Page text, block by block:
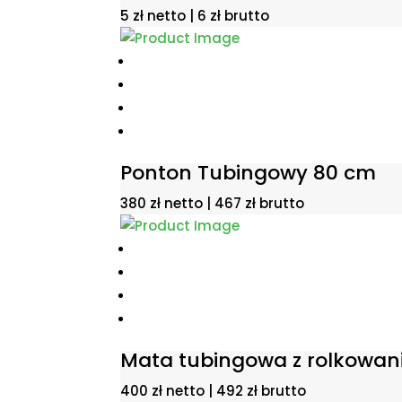
5 zł netto | 6 zł brutto
Ponton Tubingowy 80 cm
380 zł netto | 467 zł brutto
Mata tubingowa z
400 zł netto | 492 zł brutto